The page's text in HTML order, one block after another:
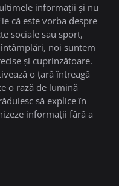
informații și nu
că este vorba despre
sociale sau sport,
noi suntem
și cuprinzătoare.
o țară întreagă
o rază de lumină
să explice în
informații fără a